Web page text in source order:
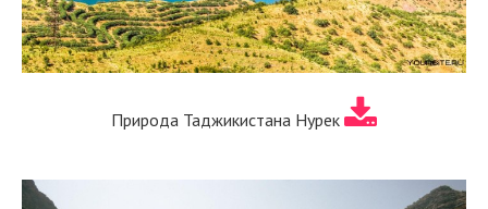
Природа Таджикистана Нурек